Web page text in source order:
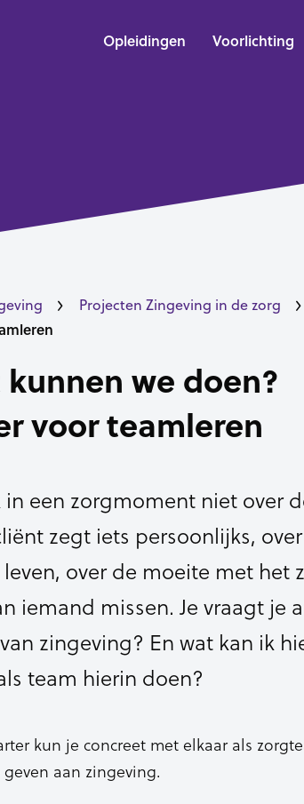
Opleidingen Voorlichting
Projecten Zingeving in de zorg
we doen?
voor teamleren
een zorgmoment niet over
zegt iets persoonlijks,
over de moeite met het
iemand missen. Je vraagt je
zingeving? En wat kan ik
team hierin doen?
kun je concreet met elkaar als
aan zingeving.